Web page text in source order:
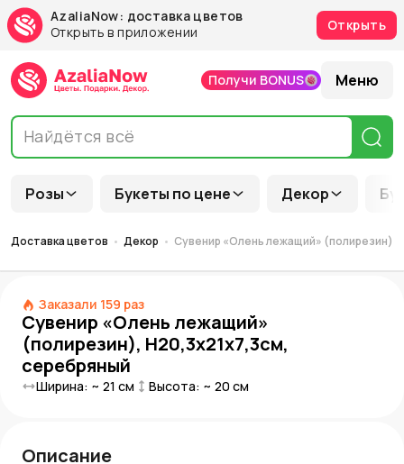
AzaliaNow: доставка цветов
Открыть в приложении
Открыть
Розы Букеты по цене Декор
Получи BONUS Меню
Доставка цветов Декор Сувенир «Олень лежащий» (полирезин),
Заказали 159 раз
Сувенир «Олень лежащий»
(полирезин), Н20,3х21х7,3см,
серебряный
Ширина: ~ 21 см Высота: ~ 20 см
Описание